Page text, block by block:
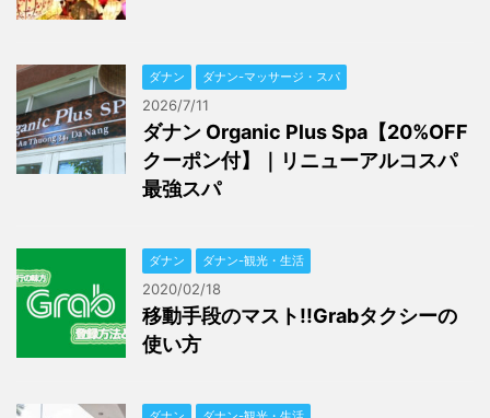
ダナン ダナン-マッサージ・スパ
2026/7/11
ダナン Organic Plus Spa【20%OFF
クーポン付】｜リニューアルコスパ
最強スパ
ダナン ダナン-観光・生活
2020/02/18
移動手段のマスト!!Grabタクシーの
使い方